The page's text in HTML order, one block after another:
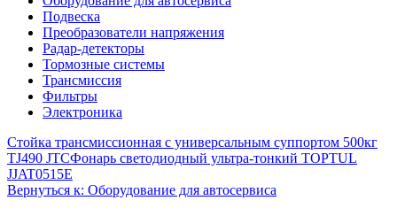
Подвеска
Преобразователи напряжения
Радар-детекторы
Тормозные системы
Трансмиссия
Фильтры
Электроника
Стойка трансмиссионная с универсальным суппортом 500кг
TJ490 JTCФонарь светодиодный ультра-тонкий TOPTUL
JJAT0515E
Вернуться к: Оборудование для автосервиса